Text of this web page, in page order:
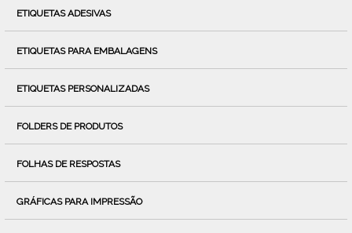
ETIQUETAS ADESIVAS
ETIQUETAS PARA EMBALAGENS
ETIQUETAS PERSONALIZADAS
FOLDERS DE PRODUTOS
FOLHAS DE RESPOSTAS
GRÁFICAS PARA IMPRESSÃO